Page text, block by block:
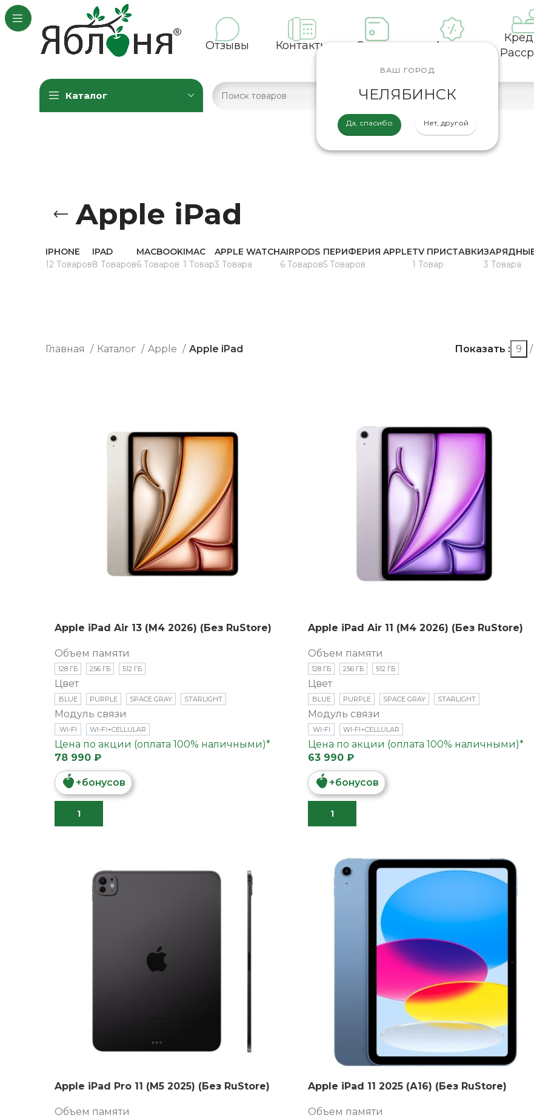
Отзывы Контакты Оплата Акции
ВАШ ГОРОД
ЧЕЛЯБИНСК
Да, спасибо Нет, другой
Каталог
Apple iPad
IPHONE
12 Товаров
IPAD
8 Товаров
MACBOOK
6 Товаров
IMAC
1 Товар
APPLE WATCH
3 Товара
AIRPODS
6 Товаров
ПЕРИФЕРИЯ APPLE
5 Товаров
TV ПРИСТАВКИ
1 Товар
3 Товара
Главная Каталог Apple Apple iPad Показать 9
Apple iPad Air 13 (M4 2026) (Без RuStore)
Объем памяти
128 ГБ 256 ГБ 512 ГБ
Цвет
BLUE PURPLE SPACE GRAY STARLIGHT
Модуль связи
WI-FI WI-FI+CELLULAR
Цена по акции (оплата 100% наличными)*
78 990 ₽
+бонусов
В КОРЗИНУ
Apple iPad Air 11 (M4 2026) (Без RuStore)
Объем памяти
128 ГБ 256 ГБ 512 ГБ
Цвет
BLUE PURPLE SPACE GRAY STARLIGHT
Модуль связи
WI-FI WI-FI+CELLULAR
Цена по акции (оплата 100% наличными)*
63 990 ₽
+бонусов
В КОРЗИНУ
Apple iPad Pro 11 (M5 2025) (Без RuStore)
Объем памяти
Apple iPad 11 2025 (А16) (Без RuStore)
Объем памяти